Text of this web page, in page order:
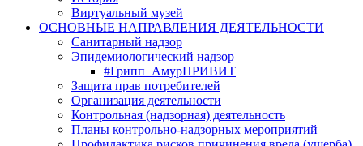
Виртуальный музей
ОСНОВНЫЕ НАПРАВЛЕНИЯ ДЕЯТЕЛЬНОСТИ
Санитарный надзор
Эпидемиологический надзор
#Грипп_АмурПРИВИТ
Защита прав потребителей
Организация деятельности
Контрольная (надзорная) деятельность
Планы контрольно-надзорных мероприятий